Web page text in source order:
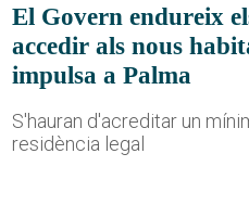
El Govern endureix
accedir als nous
impulsa a Palma
S'hauran d'acreditar un
residència legal